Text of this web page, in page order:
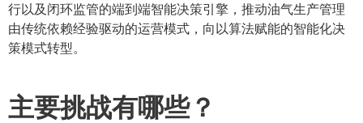
行以及闭环监管的端到端智能决策引擎，推动油气生产管理
由传统依赖经验驱动的运营模式，向以算法赋能的智能化决
策模式转型。
主要挑战有哪些？